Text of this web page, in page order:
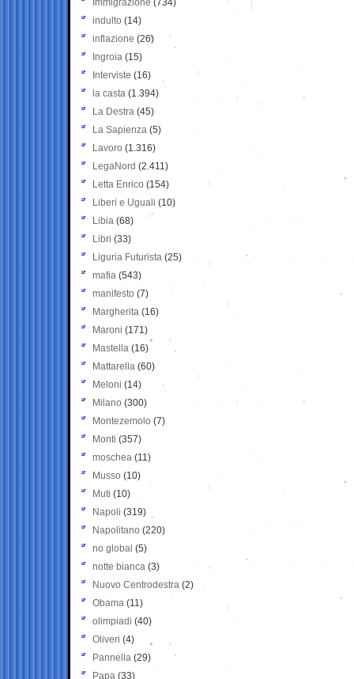
Immigrazione (734)
indulto (14)
inflazione (26)
Ingroia (15)
Interviste (16)
la casta (1.394)
La Destra (45)
La Sapienza (5)
Lavoro (1.316)
LegaNord (2.411)
Letta Enrico (154)
Liberi e Uguali (10)
Libia (68)
Libri (33)
Liguria Futurista (25)
mafia (543)
manifesto (7)
Margherita (16)
Maroni (171)
Mastella (16)
Mattarella (60)
Meloni (14)
Milano (300)
Montezemolo (7)
Monti (357)
moschea (11)
Musso (10)
Muti (10)
Napoli (319)
Napolitano (220)
no global (5)
notte bianca (3)
Nuovo Centrodestra (2)
Obama (11)
olimpiadi (40)
Oliveri (4)
Pannella (29)
Papa (33)